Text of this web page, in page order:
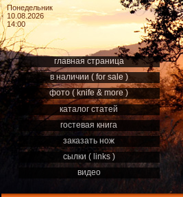
Понедельник
10.08.2026
14:00
главная страница
в наличии ( for sale )
фото ( knife & more )
каталог статей
гостевая книга
заказать нож
сылки ( links )
видео